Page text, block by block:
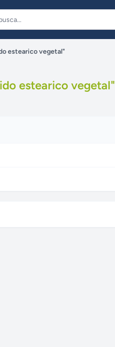
estearico vegetal"
estearico vegetal"